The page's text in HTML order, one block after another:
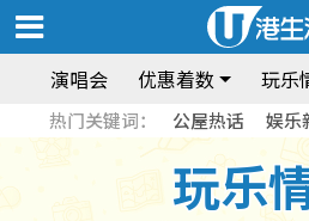
演唱会 优惠着数 玩乐
热门关键词： 公屋热话 娱乐
玩乐
玩乐